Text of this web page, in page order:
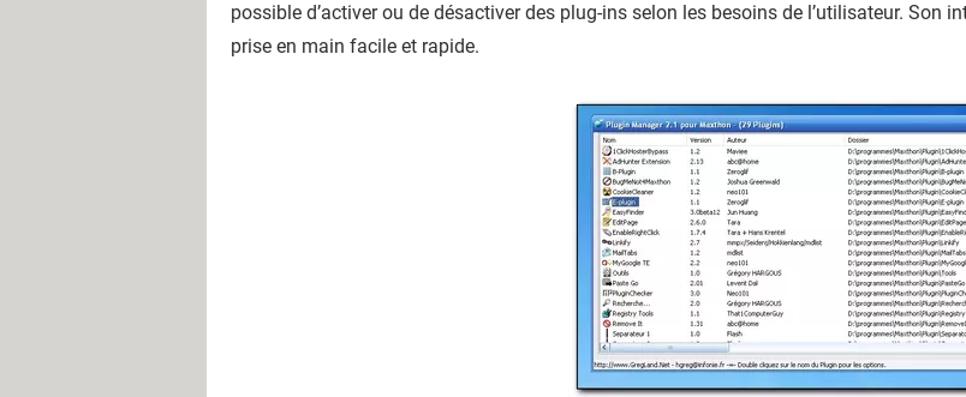
possible d’activer ou de désactiver des plug-ins selon les besoins de l’utilisateur. Son
prise en main facile et rapide.